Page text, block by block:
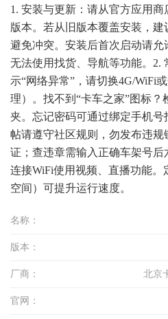
1. 安装与更新：请从官方应用
版本。若从旧版本覆盖安装，建
避免冲突。安装后首次启动请允
无法使用找货、导航等功能。2.
示“网络异常”，请切换4G/WiFi
理）。找不到“卡车之家”图标
夹。忘记密码可通过绑定手机
帖请遵守社区规则，勿发布违规
证；查违章需输入正确车架号
连接WiFi使用视频、直播功能。
空间）可提升运行速度。
名称：
版本：
厂商： 北京
官网：